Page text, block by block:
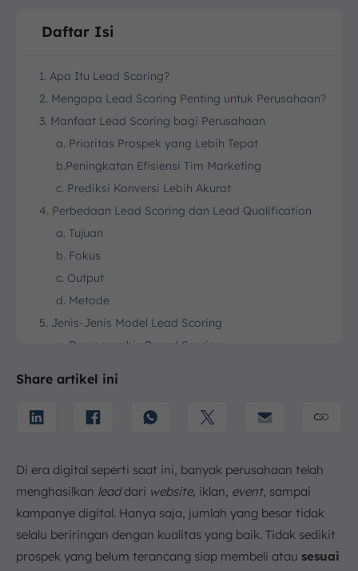
Daftar Isi
1. Apa Itu Lead Scoring?
2. Mengapa Lead Scoring Penting untuk Perusahaan?
3. Manfaat Lead Scoring bagi Perusahaan
a. Prioritas Prospek yang Lebih Tepat
b.Peningkatan Efisiensi Tim Marketing
c. Prediksi Konversi Lebih Akurat
4. Perbedaan Lead Scoring dan Lead Qualification
a. Tujuan
b. Fokus
c. Output
d. Metode
5. Jenis-Jenis Model Lead Scoring
a. Demographic Based Scoring
d. Predictive Lead Scoring
b. Beri Bobot atau Nilai untuk Tiap Kriteria
c. Kalkulasi Skor Total dan Tentukan Ambang
(Threshold)
d. Lakukan Follow-Up Berdasarkan Skor
e. Monitoring dan Penyempurnaan Secara Berkala
Share artikel ini
Di era digital seperti saat ini, banyak perusahaan telah
menghasilkan leaddari website, iklan, event, sampai
kampanye digital. Hanya saja, jumlah yang besar tidak
selalu beriringan dengan kualitas yang baik. Tidak sedikit
prospek yang belum terancang siap membeli atau sesuai